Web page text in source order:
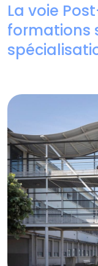
La voie
formations